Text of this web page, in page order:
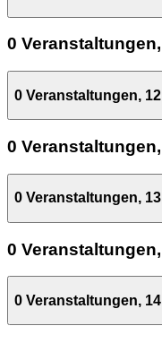
0 Veranstaltungen,
0 Veranstaltungen, 12
0 Veranstaltungen,
0 Veranstaltungen, 13
0 Veranstaltungen,
0 Veranstaltungen, 14